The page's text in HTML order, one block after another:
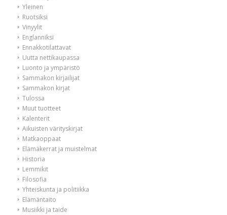
Yleinen
Ruotsiksi
Vinyylit
Englanniksi
Ennakkotilattavat
Uutta nettikaupassa
Luonto ja ympäristö
Sammakon kirjailijat
Sammakon kirjat
Tulossa
Muut tuotteet
Kalenterit
Aikuisten värityskirjat
Matkaoppaat
Elämäkerrat ja muistelmat
Historia
Lemmikit
Filosofia
Yhteiskunta ja politiikka
Elämäntaito
Musiikki ja taide